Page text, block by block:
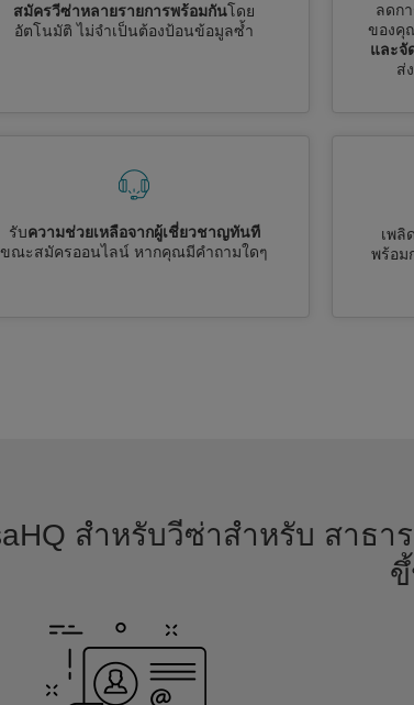
สมัครวีซ่าหลายรายการพร้อมกันโดย
อัตโนมัติ ไม่จำเป็นต้องป้อนข้อมูลซ้ำ
ลดก
ของคุ
และจั
ส่
รับความช่วยเหลือจากผู้เชี่ยวชาญทันที
ขณะสมัครออนไลน์ หากคุณมีคำถามใดๆ
เพลิ
พร้อม
สำหรับวีซ่าสำหรับ สาธา